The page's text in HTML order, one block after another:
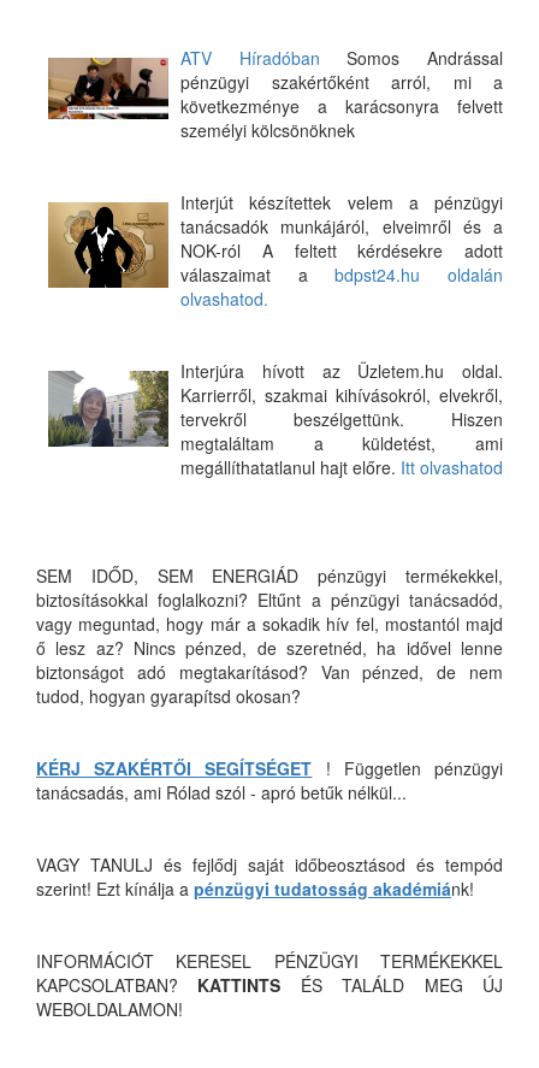
ATV Híradóban Somos Andrással
pénzügyi szakértőként arról, mi a
következménye a karácsonyra felvett
személyi kölcsönöknek
Interjút készítettek velem a pénzügyi
tanácsadók munkájáról, elveimről és a
NOK-ról A feltett kérdésekre adott
válaszaimat abdpst24.hu oldalán
olvashatod.
Interjúra hívott az Üzletem.hu oldal.
Karrierről, szakmai kihívásokról, elvekről,
tervekről beszélgettünk. Hiszen
megtaláltam a küldetést, ami
megállíthatatlanul hajt előre. Itt olvashatod
SEM IDŐD, SEM ENERGIÁD pénzügyi termékekkel,
biztosításokkal foglalkozni? Eltűnt a pénzügyi tanácsadód,
vagy meguntad, hogy már a sokadik hív fel, mostantól majd
ő lesz az? Nincs pénzed, de szeretnéd, ha idővel lenne
biztonságot adó megtakarításod? Van pénzed, de nem
tudod, hogyan gyarapítsd okosan?
KÉRJ SZAKÉRTŐI SEGÍTSÉGET ! Független pénzügyi
tanácsadás, ami Rólad szól - apró betűk nélkül...
VAGY TANULJ és fejlődj saját időbeosztásod és tempód
szerint! Ezt kínálja a pénzügyi tudatosság akadémiánk!
INFORMÁCIÓT KERESEL PÉNZÜGYI TERMÉKEKKEL
KAPCSOLATBAN? KATTINTS ÉS TALÁLD MEG ÚJ
WEBOLDALAMON!